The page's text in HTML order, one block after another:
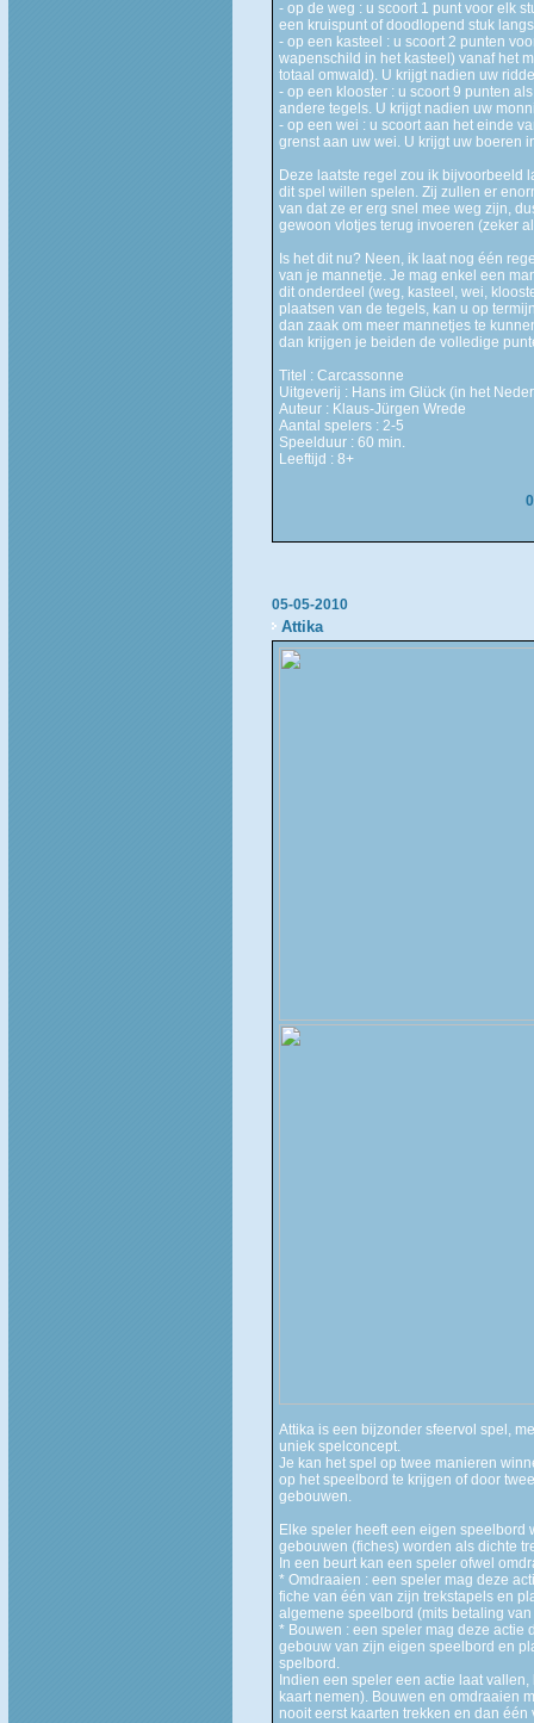
- op de weg : u scoort 1 punt voor elk
een kruispunt of doodlopend stuk
- op een kasteel : u scoort 2 punten
wapenschild in het kasteel) vanaf het
totaal omwald). U krijgt nadien uw
- op een klooster : u scoort 9 punten
andere tegels. U krijgt nadien uw
- op een wei : u scoort aan het einde
grenst aan uw wei. U krijgt uw boeren
Deze laatste regel zou ik bijvoorbeeld
dit spel willen spelen. Zij zullen er
van dat ze er erg snel mee weg zijn,
gewoon vlotjes terug invoeren (zeker
Is het dit nu? Neen, ik laat nog één
van je mannetje. Je mag enkel een
dit onderdeel (weg, kasteel, wei,
plaatsen van de tegels, kan u op
dan zaak om meer mannetjes te
dan krijgen je beiden de volledige
Titel : Carcassonne
Uitgeverij : Hans im Glück (in het
Auteur : Klaus-Jürgen Wrede
Aantal spelers : 2-5
Speelduur : 60 min.
Leeftijd : 8+
05-05-2010
Attika
Attika is een bijzonder sfeervol spel,
uniek spelconcept.
Je kan het spel op twee manieren
op het speelbord te krijgen of door
gebouwen.
Elke speler heeft een eigen
gebouwen (fiches) worden als dichte
In een beurt kan een speler ofwel
* Omdraaien : een speler mag deze
fiche van één van zijn trekstapels en
algemene speelbord (mits betaling
* Bouwen : een speler mag deze actie
gebouw van zijn eigen speelbord en
spelbord.
Indien een speler een actie laat
kaart nemen). Bouwen en omdraaien
nooit eerst kaarten trekken en dan